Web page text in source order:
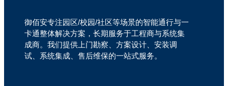
御佰安专注园区/校园/社区等场景的智能通行与一
卡通整体解决方案，长期服务于工程商与系统集
成商。我们提供上门勘察、方案设计、安装调
试、系统集成、售后维保的一站式服务。